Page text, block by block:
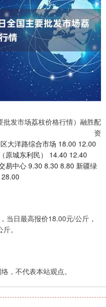
批发市场荔枝价格行情）融胜配
资
大洋路综合市场 18.00 12.00
原城东利民） 14.40 12.40
易中心 9.30 8.30 8.80 新疆绿
当日最高报价18.00元/公斤，
。
，不代表本站观点。